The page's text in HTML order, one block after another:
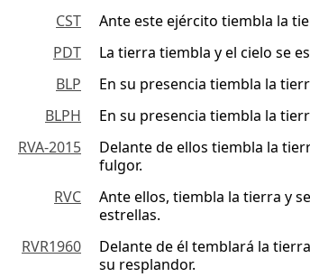
CST
Ante este ejército tiembla la
PDT
La tierra tiembla y el cielo se
BLP
En su presencia tiembla la
BLPH
En su presencia tiembla la
RVA-2015
Delante de ellos tiembla la
fulgor.
RVC
Ante ellos, tiembla la tierra y
estrellas.
RVR1960
Delante de él temblará la
su resplandor.